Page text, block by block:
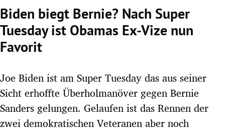
Untermenü
Biden biegt Bernie? Nach Super
Tuesday ist Obamas Ex-Vize nun
Favorit
Joe Biden ist am Super Tuesday das aus seiner
Sicht erhoffte Überholmanöver gegen Bernie
Sanders gelungen. Gelaufen ist das Rennen der
zwei demokratischen Veteranen aber noch